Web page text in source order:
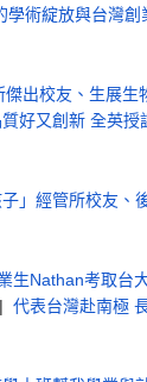
學術綻放與台灣創
出校友、生展生
質好又創新 全英
」經管所校友
生Nathan考取台
代表台灣赴南極